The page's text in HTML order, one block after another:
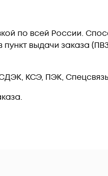
по всей России.
выдачи заказа
КСЭ, ПЭК,